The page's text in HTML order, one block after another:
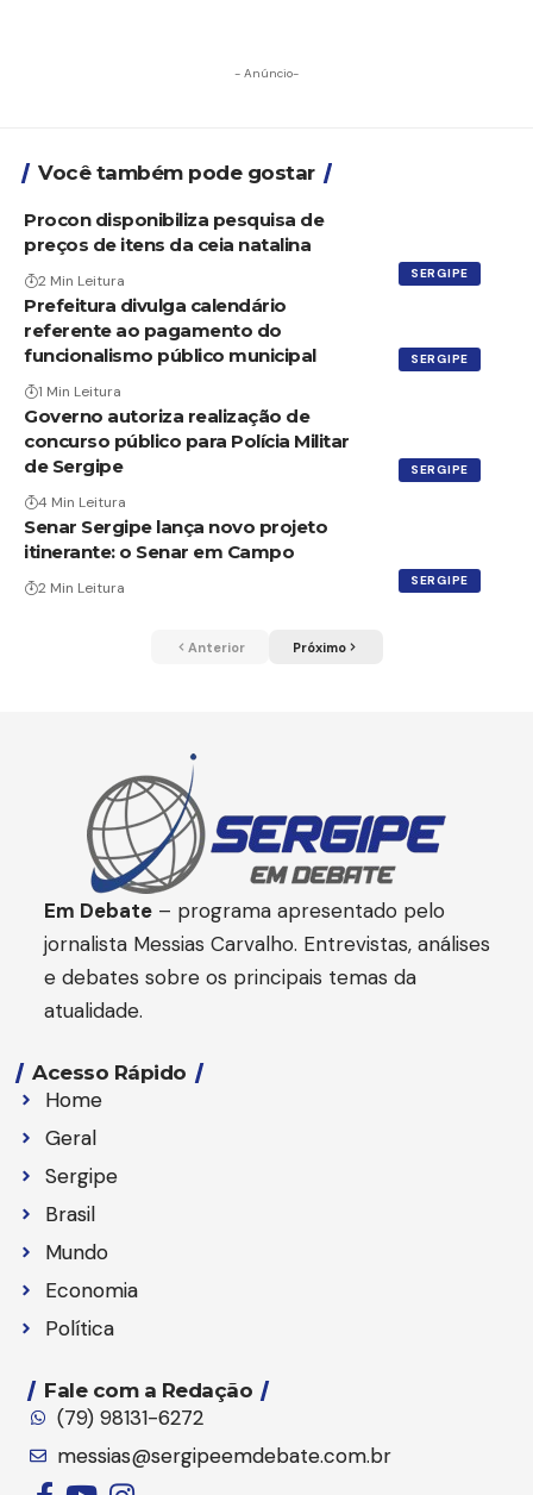
- Anúncio-
Você também pode gostar
SERGIPE
Procon disponibiliza pesquisa de
preços de itens da ceia natalina
2 Min Leitura
SERGIPE
Prefeitura divulga calendário
referente ao pagamento do
funcionalismo público municipal
1 Min Leitura
SERGIPE
Governo autoriza realização de
concurso público para Polícia Militar
de Sergipe
4 Min Leitura
SERGIPE
Senar Sergipe lança novo projeto
itinerante: o Senar em Campo
2 Min Leitura
Anterior Próximo
Em Debate – programa apresentado pelo
jornalista Messias Carvalho. Entrevistas, análises
e debates sobre os principais temas da
atualidade.
Acesso Rápido
Home
Geral
Sergipe
Brasil
Mundo
Economia
Política
Fale com a Redação
(79) 98131-6272
messias@sergipeemdebate.com.br